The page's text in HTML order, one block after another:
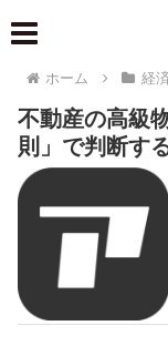
ホーム 経済
不動産の高級
則」で判断す